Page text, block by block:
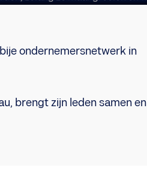
ondernemersnetwerk in
brengt zijn leden samen en